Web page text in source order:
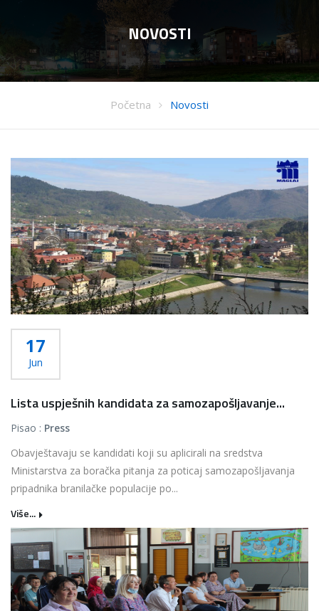
NOVOSTI
Početna Novosti
17
Jun
Lista uspješnih kandidata za samozapošljavanje...
Pisao : Press
Obavještavaju se kandidati koji su aplicirali na sredstva
Ministarstva za boračka pitanja za poticaj samozapošljavanja
pripadnika branilačke populacije po...
Više...